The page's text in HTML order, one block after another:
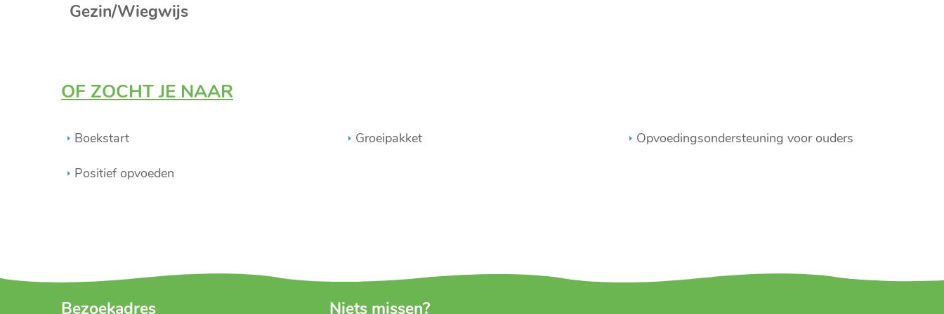
Gezin/Wiegwijs
OF ZOCHT JE NAAR
Boekstart Groeipakket Opvoedingsondersteuning voor ouders
Positief opvoeden
Bezoekadres Niets missen?